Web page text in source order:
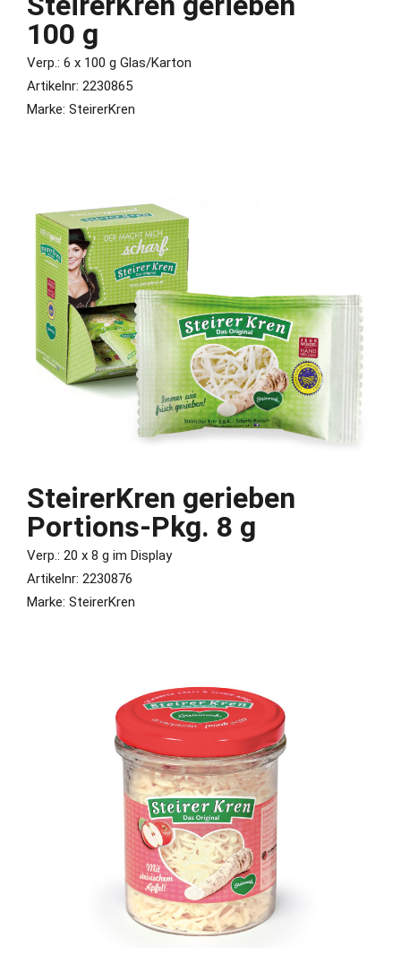
100 g
Verp.: 6 x 100 g Glas/Karton
Artikelnr: 2230865
Marke: SteirerKren
SteirerKren gerieben
Portions-Pkg. 8 g
Verp.: 20 x 8 g im Display
Artikelnr: 2230876
Marke: SteirerKren